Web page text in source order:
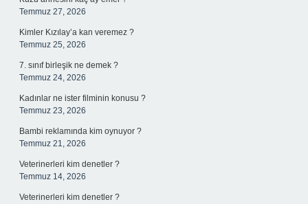
Temmuz 27, 2026
Kimler Kızılay’a kan veremez ?
Temmuz 25, 2026
7. sınıf birleşik ne demek ?
Temmuz 24, 2026
Kadınlar ne ister filminin konusu ?
Temmuz 23, 2026
Bambi reklamında kim oynuyor ?
Temmuz 21, 2026
Veterinerleri kim denetler ?
Temmuz 14, 2026
Veterinerleri kim denetler ?